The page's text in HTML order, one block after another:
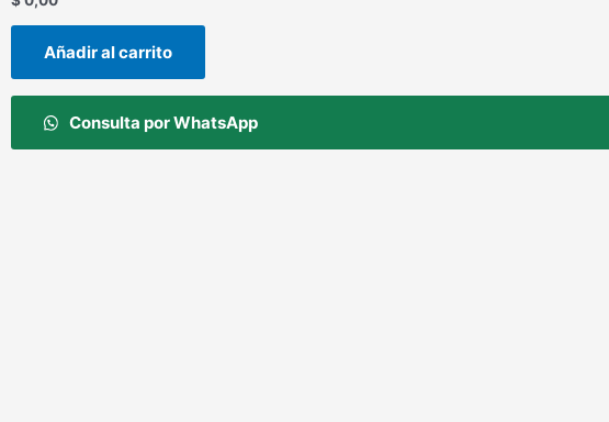
Añadir al carrito
Consulta por WhatsApp